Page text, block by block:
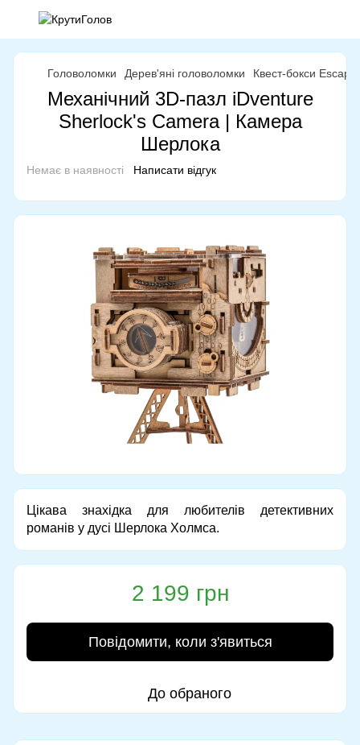
Головоломки Дерев'яні головоломки Квест-бокси
Механічний 3D-пазл iDventure
Sherlock's Camera | Камера
Шерлока
Немає в наявності Написати відгук
Цікава знахідка для любителів детективних
романів у дусі Шерлока Холмса.
2 199 грн
Повідомити, коли з'явиться
До обраного